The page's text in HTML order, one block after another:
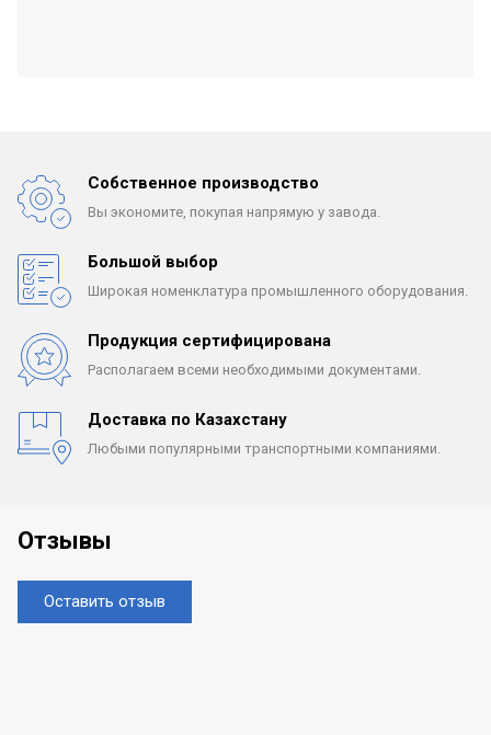
Собственное производство
Вы экономите, покупая напрямую у завода.
Большой выбор
Широкая номенклатура промышленного оборудования.
Продукция сертифицирована
Располагаем всеми необходимыми документами.
Доставка по Казахстану
Любыми популярными транспортными компаниями.
Отзывы
Оставить отзыв